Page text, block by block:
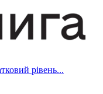
рівень...